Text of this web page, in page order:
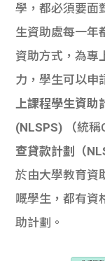
學，都必須要面
生資助處每一年
資助方式，為專
力，學生可以申
上課程學生資
(NLSPS) （統稱
查貸款計劃（
於由大學教育資
嘅學生，都有資
助計劃。